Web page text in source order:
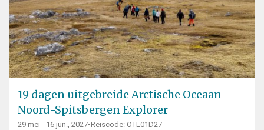
19 dagen uitgebreide Arctische Oceaan -
Noord-Spitsbergen Explorer
29 mei - 16 jun., 2027•Reiscode: OTL01D27